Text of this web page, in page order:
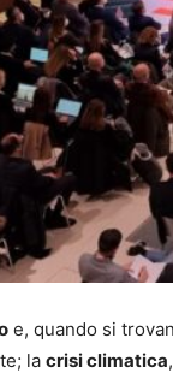
e, quando si
la crisi climatica